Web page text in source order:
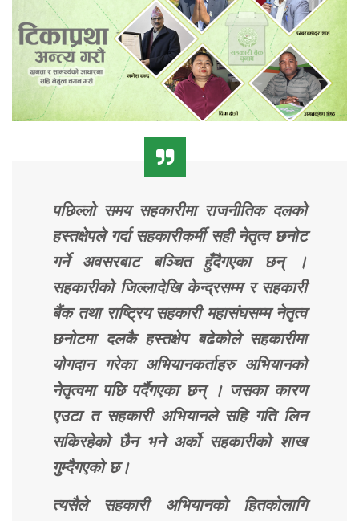
पछिल्लो समय सहकारीमा राजनीतिक दलको
हस्तक्षेपले गर्दा सहकारीकर्मी सही नेतृत्व छनोट
गर्ने अवसरबाट बञ्चित हुँदैगएका छन् ।
सहकारीको जिल्लादेखि केन्द्रसम्म र सहकारी
बैंक तथा राष्ट्रिय सहकारी महासंघसम्म नेतृत्व
छनोटमा दलकै हस्तक्षेप बढेकोले सहकारीमा
योगदान गरेका अभियानकर्ताहरु अभियानको
नेतृत्वमा पछि पर्दैगएका छन् । जसका कारण
एउटा त सहकारी अभियानले सहि गति लिन
सकिरहेको छैन भने अर्को सहकारीको शाख
गुम्दैगएको छ।
त्यसैले सहकारी अभियानको हितकोलागि